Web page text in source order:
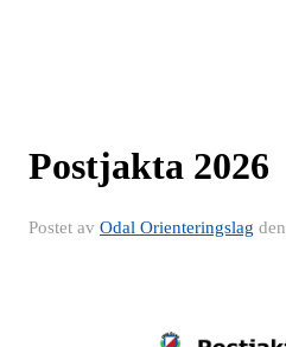
Postjakta 2026
Postet av Odal Orienteringslag den